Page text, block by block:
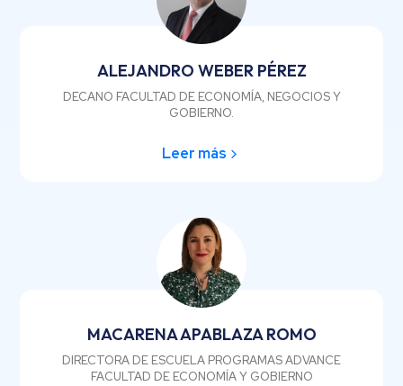
ALEJANDRO WEBER PÉREZ
DECANO FACULTAD DE ECONOMÍA, NEGOCIOS Y
GOBIERNO.
Leer más
MACARENA APABLAZA ROMO
DIRECTORA DE ESCUELA PROGRAMAS ADVANCE
FACULTAD DE ECONOMÍA Y GOBIERNO